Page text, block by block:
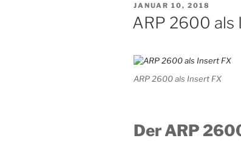
VERÖFFENTLICHT
AM
JANUAR 10, 2018
ARP 2600 als
ARP 2600 als Insert FX
Der ARP